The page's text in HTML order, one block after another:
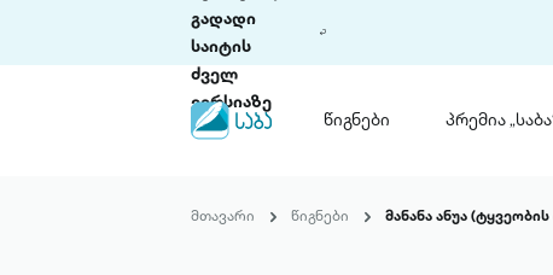
გადადი
საიტის
ძველ
ვერსიაზე
წიგნები პრემია
ლიტერატურული
მთავარი წიგნები მანანა ანუა